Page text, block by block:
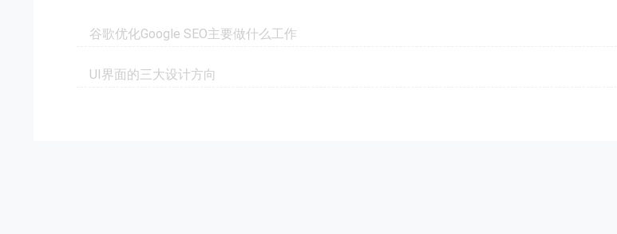
谷歌优化Google SEO主要做什么工作
UI界面的三大设计方向